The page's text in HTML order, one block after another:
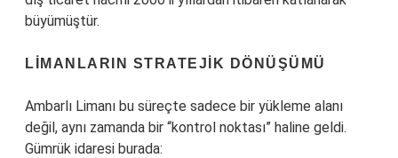
büyümüştür.
LIMANLARIN STRATEJIK DÖNÜŞÜMÜ
Ambarlı Limanı bu süreçte sadece bir yükleme alanı
değil, aynı zamanda bir “kontrol noktası” haline geldi.
Gümrük idaresi burada: